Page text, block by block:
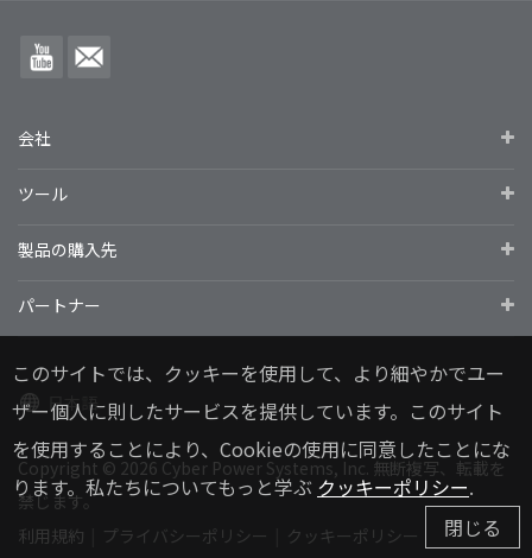
このサイトでは、クッキーを使用して、より細やかでユー
ザー個人に則したサービスを提供しています。このサイト
を使用することにより、Cookieの使用に同意したことにな
ります。私たちについてもっと学ぶ クッキーポリシー.
閉じる
会社
ツール
製品の購入先
パートナー
日本語
Copyright © 2026 Cyber Power Systems, Inc. 無断複写、転載を
禁じます。
利用規約
プライバシーポリシー クッキーポリシー